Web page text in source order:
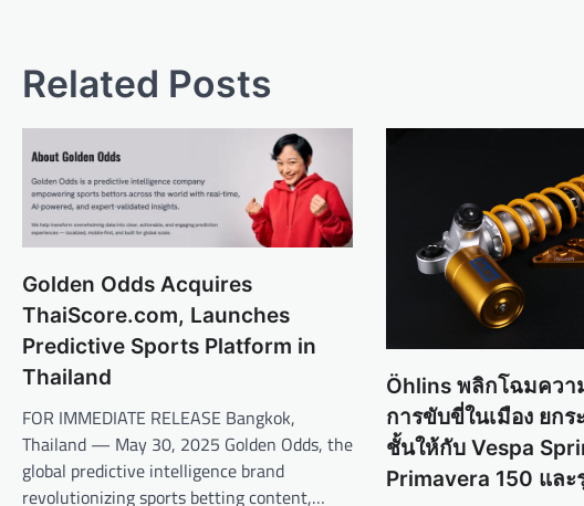
a
v
g
a
i
o
n
Related Posts
Golden Odds Acquires
ThaiScore.com, Launches
Predictive Sports Platform in
Thailand
FOR IMMEDIATE RELEASE Bangkok,
Thailand — May 30, 2025 Golden Odds, the
global predictive intelligence brand
revolutionizing sports betting content,…
Öhlins พลิกโฉมควา
การขับขี่ในเมือง ยก
ชั้นให้กับ Vespa
Primavera 150 และ